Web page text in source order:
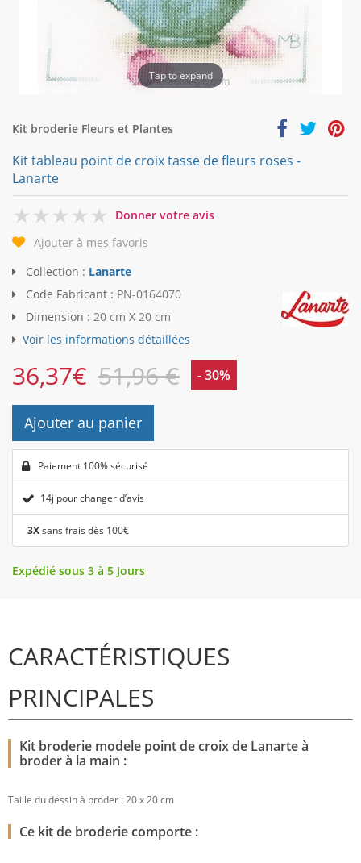
Tap to expand
Kit broderie Fleurs et Plantes
Kit tableau point de croix tasse de fleurs roses -
Lanarte
0
Donner votre avis
Ajouter à mes favoris
Collection : Lanarte
Code Fabricant : PN-0164070
Dimension : 20 cm X 20 cm
Voir les informations détaillées
36,37€ 51,96 € - 30%
Ajouter au panier
Paiement 100% sécurisé
14j pour changer d’avis
3Xsans frais dès 100€
Expédié sous 3 à 5 Jours
CARACTÉRISTIQUES
PRINCIPALES
Kit broderie modele point de croix de Lanarte à
broder à la main :
Taille du dessin à broder : 20 x 20 cm
Ce kit de broderie comporte :